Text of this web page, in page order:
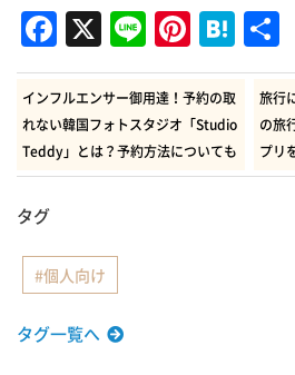
Facebook
X Line
インフルエンサー御用達！予約の取
れない韓国フォトスタジオ「Studio
Teddy」とは？予約方法についても
旅行
の旅
プリ
タグ
個人向け
タグ一覧へ